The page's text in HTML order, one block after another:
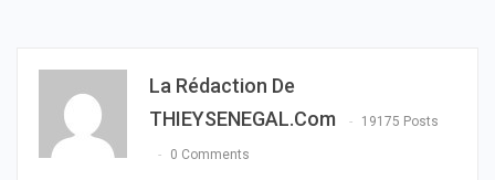
La Rédaction De
THIEYSENEGAL.com
19175 Posts
0 Comments